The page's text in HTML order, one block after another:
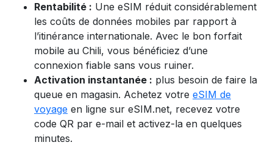
Rentabilité : Une eSIM réduit considérablement
les coûts de données mobiles par rapport à
l’itinérance internationale. Avec le bon forfait
mobile au Chili, vous bénéficiez d’une
connexion fiable sans vous ruiner.
Activation instantanée : plus besoin de faire la
queue en magasin. Achetez votre eSIM de
voyage en ligne sur eSIM.net, recevez votre
code QR par e-mail et activez-la en quelques
minutes.